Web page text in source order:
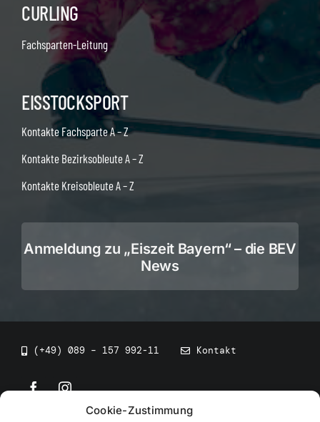
Cookie-Zustimmung
CURLING
Fachsparten-Leitung
EISSTOCKSPORT
Kontakte Fachsparte A – Z
Kontakte Bezirksobleute A – Z
Kontakte Kreisobleute A – Z
Anmeldung zu „Eiszeit Bayern“ – die BEV
News
(+49) 089 – 157 992-11 Kontakt